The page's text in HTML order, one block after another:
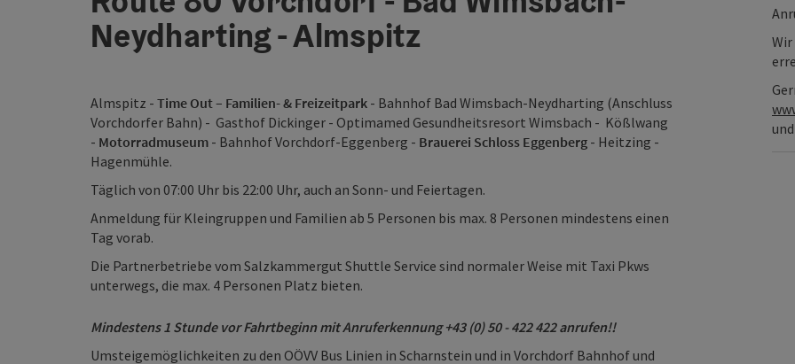
Neydharting - Almspitz
Almspitz - Time Out – Familien- & Freizeitpark - Bahnhof Bad Wimsbach-Neydharting (Anschluss
Vorchdorfer Bahn) - Gasthof Dickinger - Optimamed Gesundheitsresort Wimsbach - Kößlwang
- Motorradmuseum - Bahnhof Vorchdorf-Eggenberg - Brauerei Schloss Eggenberg - Heitzing -
Hagenmühle.
Täglich von 07:00 Uhr bis 22:00 Uhr, auch an Sonn- und Feiertagen.
Anmeldung für Kleingruppen und Familien ab 5 Personen bis max. 8 Personen mindestens einen
Tag vorab.
Die Partnerbetriebe vom Salzkammergut Shuttle Service sind normaler Weise mit Taxi Pkws
unterwegs, die max. 4 Personen Platz bieten.
Mindestens 1 Stunde vor Fahrtbeginn mit Anruferkennung +43 (0) 50 - 422 422 anrufen!!
Umsteigemöglichkeiten zu den OÖVV Bus Linien in Scharnstein und in Vorchdorf Bahnhof und